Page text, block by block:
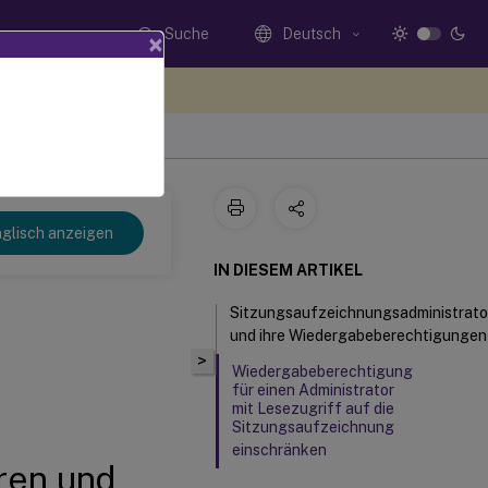
Suche Deutsch
anzeigen
und
>
IN DIESEM ARTIKEL
und ihre Wiedergabeberechtigungen
Wiedergabeberechtigung
für einen Administrator
mit Lesezugriff auf die
Sitzungsaufzeichnung
einschränken
×